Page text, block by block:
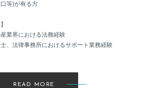
等)が有る方
産業界における法務経験
士、法律事務所におけるサポート業務経験
READ MORE